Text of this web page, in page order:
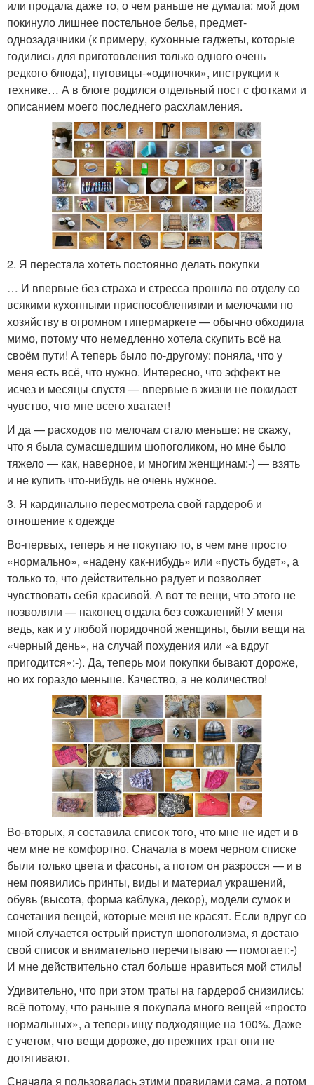
или продала даже то, о чем раньше не думала: мой дом
покинуло лишнее постельное белье, предмет-
однозадачники (к примеру, кухонные гаджеты, которые
годились для приготовления только одного очень
редкого блюда), пуговицы-«одиночки», инструкции к
технике… А в блоге родился отдельный пост с фотками и
описанием моего последнего расхламления.
2. Я перестала хотеть постоянно делать покупки
… И впервые без страха и стресса прошла по отделу со
всякими кухонными приспособлениями и мелочами по
хозяйству в огромном гипермаркете — обычно обходила
мимо, потому что немедленно хотела скупить всё на
своём пути! А теперь было по-другому: поняла, что у
меня есть всё, что нужно. Интересно, что эффект не
исчез и месяцы спустя — впервые в жизни не покидает
чувство, что мне всего хватает!
И да — расходов по мелочам стало меньше: не скажу,
что я была сумасшедшим шопоголиком, но мне было
тяжело — как, наверное, и многим женщинам:-) — взять
и не купить что-нибудь не очень нужное.
3. Я кардинально пересмотрела свой гардероб и
отношение к одежде
Во-первых, теперь я не покупаю то, в чем мне просто
«нормально», «надену как-нибудь» или «пусть будет», а
только то, что действительно радует и позволяет
чувствовать себя красивой. А вот те вещи, что этого не
позволяли — наконец отдала без сожалений! У меня
ведь, как и у любой порядочной женщины, были вещи на
«черный день», на случай похудения или «а вдруг
пригодится»:-). Да, теперь мои покупки бывают дороже,
но их гораздо меньше. Качество, а не количество!
Во-вторых, я составила список того, что мне не идет и в
чем мне не комфортно. Сначала в моем черном списке
были только цвета и фасоны, а потом он разросся — и в
нем появились принты, виды и материал украшений,
обувь (высота, форма каблука, декор), модели сумок и
сочетания вещей, которые меня не красят. Если вдруг со
мной случается острый приступ шопоголизма, я достаю
свой список и внимательно перечитываю — помогает:-)
И мне действительно стал больше нравиться мой стиль!
Удивительно, что при этом траты на гардероб снизились:
всё потому, что раньше я покупала много вещей «просто
нормальных», а теперь ищу подходящие на 100%. Даже
с учетом, что вещи дороже, до прежних трат они не
дотягивают.
Сначала я пользовалась этими правилами сама, а потом